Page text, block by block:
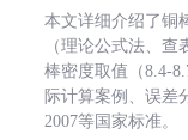
本文详细介绍了铜
（理论公式法、
棒密度取值（8.4-
际计算案例、误差
2007等国家标准。